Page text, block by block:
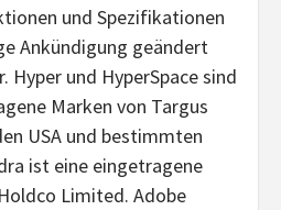
und Spezifikationen
Ankündigung geändert
Hyper und HyperSpace sind
Marken von Targus
USA und bestimmten
ist eine eingetragene
Limited. Adobe